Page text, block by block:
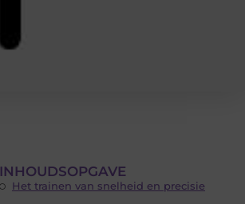
INHOUDSOPGAVE
Het trainen van snelheid en precisie